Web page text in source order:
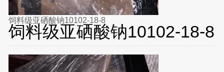
饲料级亚硒酸钠10102-18-8
饲料级亚硒酸钠10102-18-8